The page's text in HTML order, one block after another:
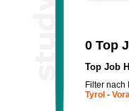
0 Top
Top Job
Filter nach
Tyrol -